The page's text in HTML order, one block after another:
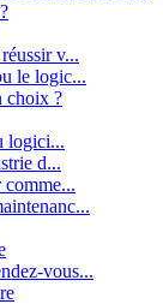
v...
le logic...
choix ?
logici...
d...
vous...